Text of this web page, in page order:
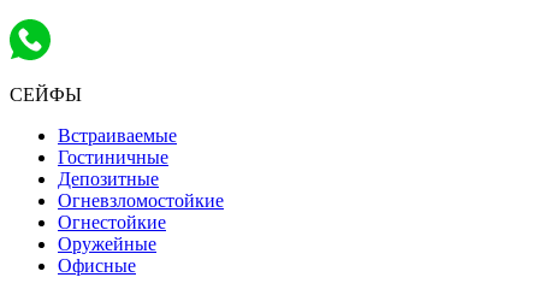
СЕЙФЫ
Встраиваемые
Гостиничные
Депозитные
Огневзломостойкие
Огнестойкие
Оружейные
Офисные